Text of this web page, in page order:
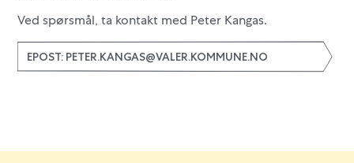
Ved spørsmål, ta kontakt med Peter Kangas.
EPOST: PETER.KANGAS@VALER.KOMMUNE.NO